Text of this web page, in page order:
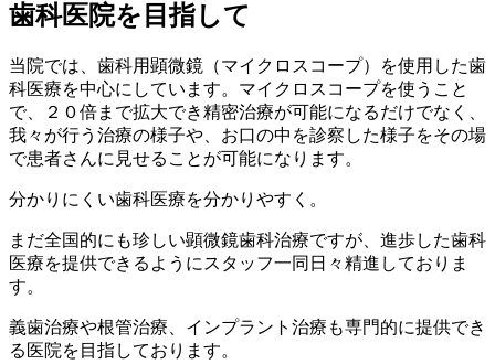
歯科医院を目指して
当院では、歯科用顕微鏡（マイクロスコープ）を使用した歯
科医療を中心にしています。マイクロスコープを使うこと
で、２０倍まで拡大でき精密治療が可能になるだけでなく、
我々が行う治療の様子や、お口の中を診察した様子をその場
で患者さんに見せることが可能になります。
分かりにくい歯科医療を分かりやすく。
まだ全国的にも珍しい顕微鏡歯科治療ですが、進歩した歯科
医療を提供できるようにスタッフ一同日々精進しておりま
す。
義歯治療や根管治療、インプラント治療も専門的に提供でき
る医院を目指しております。